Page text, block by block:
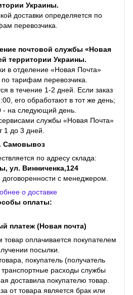
Украины.
доставки определяется по
перевозчика.
почтовой службы «Новая
территории Украины.
в отделение «Новая Почта»
тарифам перевозчика.
в течение 1-2 дней. Если заказ
его обработают в тот же день;
- на следующий день.
службы «Новая Почта»
1 до 3 дней.
Самовывоз
по адресу склада:
ул. Винниченка,124
с менеджером.
о доставке
оплаты:
платеж (Новая почта)
оплачивается покупателем
посылки.
покупатель (получатель
транспортные расходы службы
доставила покупателю товар.
от товара является брак или